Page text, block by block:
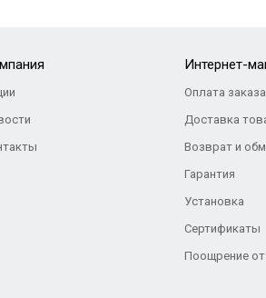
Интернет-
Оплата заказа
Доставка
Возврат и
Гарантия
Установка
Сертификаты
Поощрение